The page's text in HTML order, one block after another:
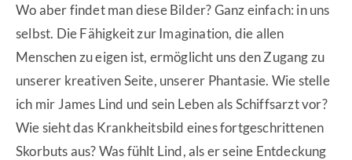
Wo aber findet man diese Bilder? Ganz einfach: in uns
selbst. Die Fähigkeit zur Imagination, die allen
Menschen zu eigen ist, ermöglicht uns den Zugang zu
unserer kreativen Seite, unserer Phantasie. Wie stelle
ich mir James Lind und sein Leben als Schiffsarzt vor?
Wie sieht das Krankheitsbild eines fortgeschrittenen
Skorbuts aus? Was fühlt Lind, als er seine Entdeckung